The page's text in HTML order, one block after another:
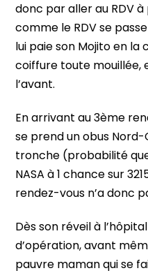
donc par aller au RDV à
comme le RDV se
lui paie son Mojito en
coiffure toute mouillée,
l’avant.
En arrivant au 3ème
se prend un obus
tronche (probabilité
NASA à 1 chance sur
rendez-vous n’a donc
Dès son réveil à
d’opération, avant
pauvre maman qui se